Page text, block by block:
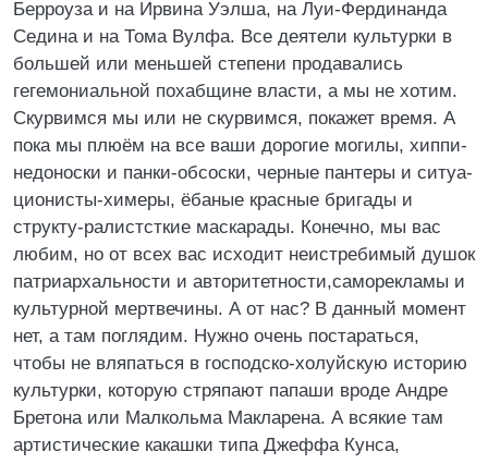
Берроуза и на Ирвина Уэлша, на Луи-Фердинанда
Седина и на Тома Вулфа. Все деятели культурки в
большей или меньшей степени продавались
гегемониальной похабщине власти, а мы не хотим.
Скурвимся мы или не скурвимся, покажет время. А
пока мы плюём на все ваши дорогие могилы, хиппи-
недоноски и панки-обсоски, черные пантеры и ситуа-
ционисты-химеры, ёбаные красные бригады и
структу-ралистсткие маскарады. Конечно, мы вас
любим, но от всех вас исходит неистребимый душок
патриархальности и авторитетности,саморекламы и
культурной мертвечины. А от нас? В данный момент
нет, а там поглядим. Нужно очень постараться,
чтобы не вляпаться в господско-холуйскую историю
культурки, которую стряпают папаши вроде Андре
Бретона или Малкольма Макларена. А всякие там
артистические какашки типа Джеффа Кунса,